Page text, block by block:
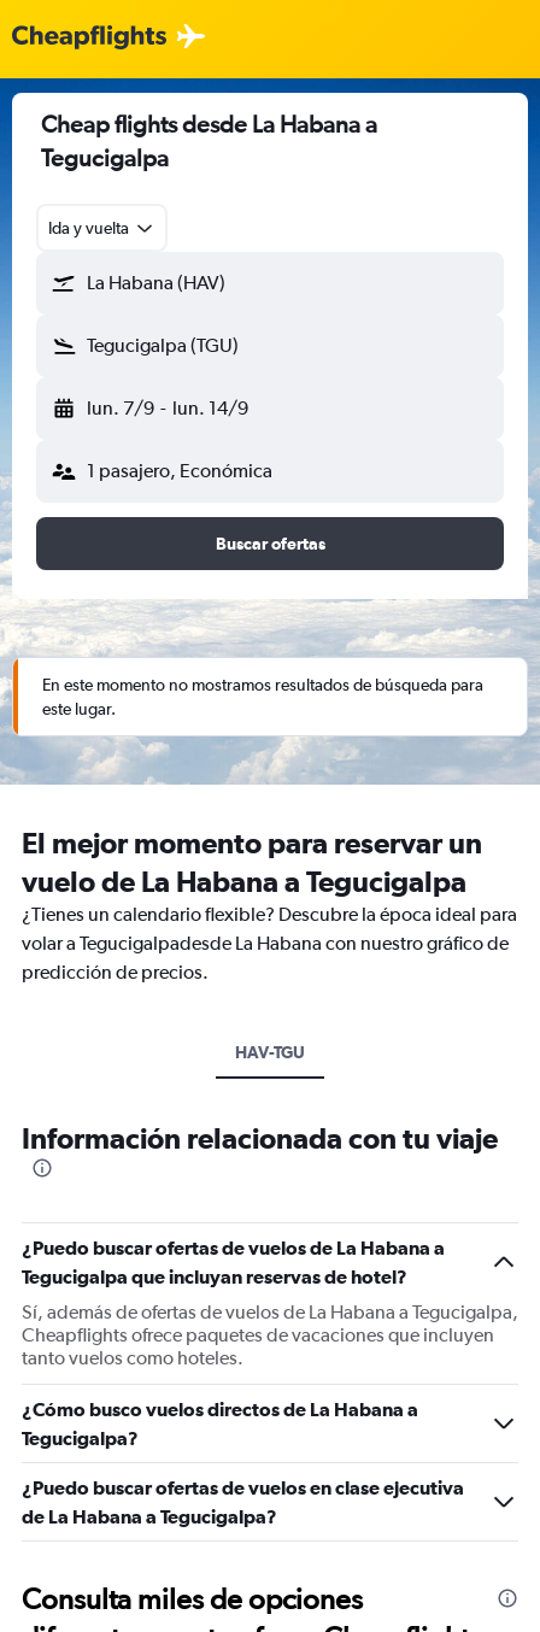
Cheap flights desde La Habana a
Tegucigalpa
Ida y vuelta
La Habana (HAV)
Tegucigalpa (TGU)
lun. 7/9 - lun. 14/9
1 pasajero, Económica
Buscar ofertas
En este momento no mostramos resultados de búsqueda para
este lugar.
El mejor momento para reservar un
vuelo de La Habana a Tegucigalpa
¿Tienes un calendario flexible? Descubre la época ideal para
volar a Tegucigalpadesde La Habana con nuestro gráfico de
predicción de precios.
HAV-TGU
Información relacionada con tu viaje
¿Puedo buscar ofertas de vuelos de La Habana a
Tegucigalpa que incluyan reservas de hotel?
Sí, además de ofertas de vuelos de La Habana a Tegucigalpa,
Cheapflights ofrece paquetes de vacaciones que incluyen
tanto vuelos como hoteles.
¿Cómo busco vuelos directos de La Habana a
Tegucigalpa?
¿Puedo buscar ofertas de vuelos en clase ejecutiva
de La Habana a Tegucigalpa?
Consulta miles de opciones